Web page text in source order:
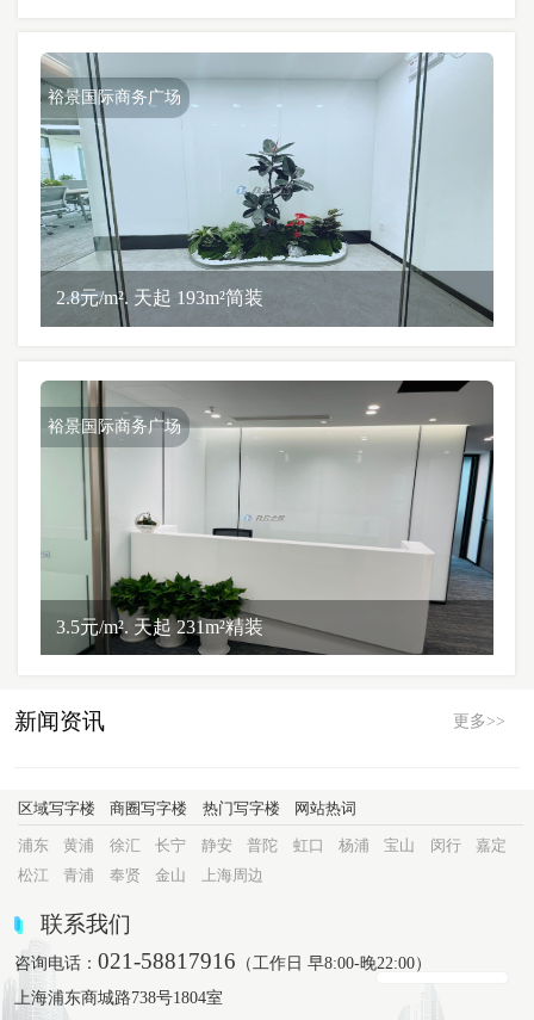
裕景国际商务广场
2.8元/m². 天起 193m²简装
裕景国际商务广场
3.5元/m². 天起 231m²精装
新闻资讯 更多>>
区域写字楼 商圈写字楼 热门写字楼 网站热词
浦东 黄浦 徐汇 长宁 静安 普陀 虹口 杨浦 宝山 闵行
嘉定
松江
青浦 奉贤 金山 上海周边
联系我们
咨询电话：021-58817916 （工作日 早8:00-晚22:00）
上海浦东商城路738号1804室